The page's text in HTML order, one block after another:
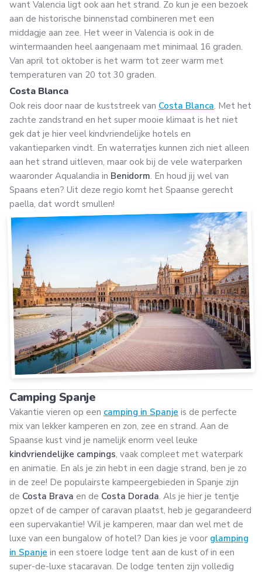
want Valencia ligt ook aan het strand. Zo kun je een bezoek
aan de historische binnenstad combineren met een
middagje aan zee. Het weer in Valencia is ook in de
wintermaanden heel aangenaam met minimaal 16 graden.
Van april tot oktober is het warm tot zeer warm met
temperaturen van 20 tot 30 graden.
Costa Blanca
Ook reis door naar de kuststreek van Costa Blanca. Met het
zachte zandstrand en het super mooie klimaat is het niet
gek dat je hier veel kindvriendelijke hotels en
vakantieparken vindt. En waterratjes kunnen zich niet alleen
aan het strand uitleven, maar ook bij de vele waterparken
waaronder Aqualandia in Benidorm. En houd jij wel van
Spaans eten? Uit deze regio komt het Spaanse gerecht
paella, dat wordt smullen!
Camping Spanje
Vakantie vieren op een camping in Spanje is de perfecte
mix van lekker kamperen en zon, zee en strand. Aan de
Spaanse kust vind je namelijk enorm veel leuke
kindvriendelijke campings, vaak compleet met waterpark
en animatie. En als je zin hebt in een dagje strand, ben je zo
in de zee! De populairste kampeergebieden in Spanje zijn
de Costa Brava en de Costa Dorada. Als je hier je tentje
opzet of de camper of caravan plaatst, heb je gegarandeerd
een supervakantie! Wil je kamperen, maar dan wel met de
luxe van een bungalow of hotel? Dan kies je voor glamping
in Spanje in een stoere lodge tent aan de kust of in een
super-de-luxe stacaravan. De lodge tenten zijn volledig